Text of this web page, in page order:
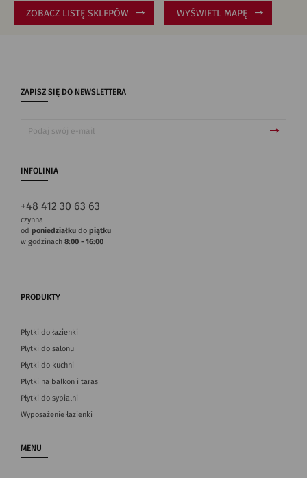
ZOBACZ LISTĘ SKLEPÓW WYŚWIETL MAPĘ
ZAPISZ SIĘ DO NEWSLETTERA
INFOLINIA
+48 412 30 63 63
czynna
od poniedziałku do piątku
w godzinach 8:00 - 16:00
PRODUKTY
Płytki do łazienki
Płytki do salonu
Płytki do kuchni
Płytki na balkon i taras
Płytki do sypialni
Wyposażenie łazienki
MENU